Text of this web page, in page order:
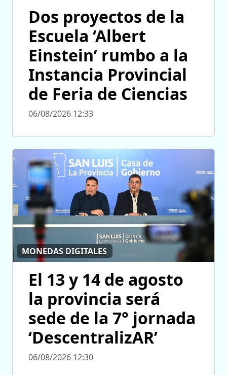
Dos proyectos de la
Escuela ‘Albert
Einstein’ rumbo a la
Instancia Provincial
de Feria de Ciencias
06/08/2026 12:33
MONEDAS DIGITALES
El 13 y 14 de agosto
la provincia será
sede de la 7° jornada
‘DescentralizAR’
06/08/2026 12:30